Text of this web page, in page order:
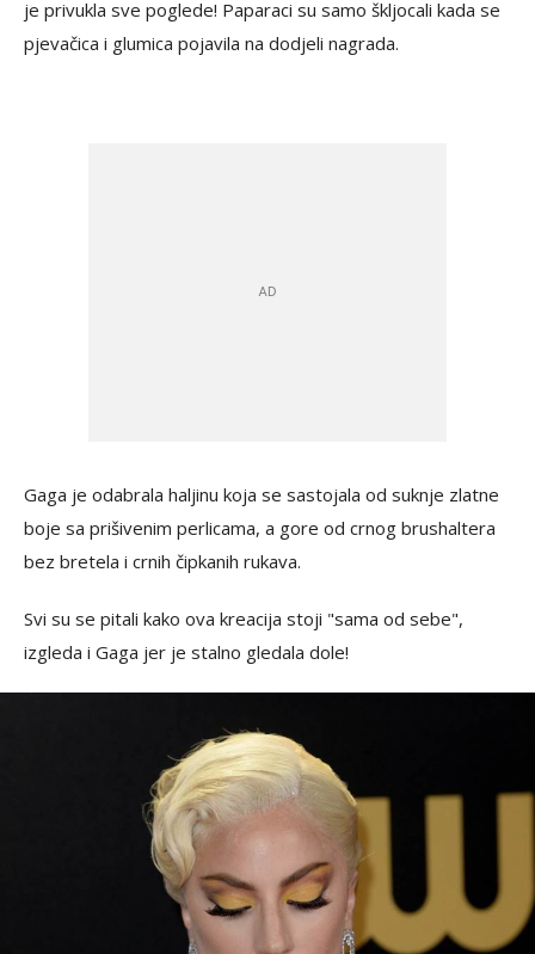
je privukla sve poglede! Paparaci su samo škljocali kada se
pjevačica i glumica pojavila na dodjeli nagrada.
Gaga je odabrala haljinu koja se sastojala od suknje zlatne
boje sa prišivenim perlicama, a gore od crnog brushaltera
bez bretela i crnih čipkanih rukava.
Svi su se pitali kako ova kreacija stoji "sama od sebe",
izgleda i Gaga jer je stalno gledala dole!